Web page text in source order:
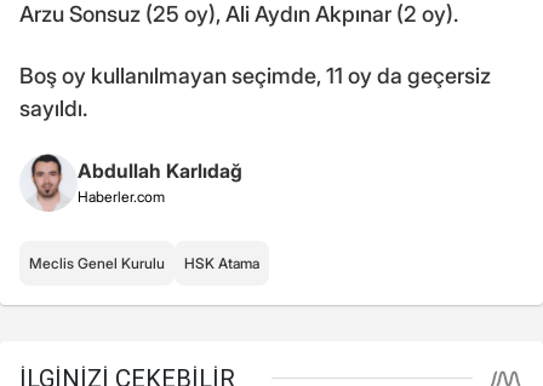
Arzu Sonsuz (25 oy), Ali Aydın Akpınar (2 oy).
Boş oy kullanılmayan seçimde, 11 oy da geçersiz
sayıldı.
Abdullah Karlıdağ
Haberler.com
Meclis Genel Kurulu HSK Atama